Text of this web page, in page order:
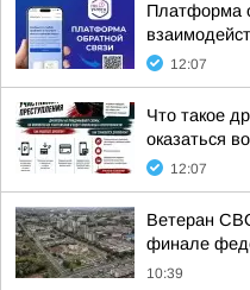
Платформа
12:07
Что такое
оказаться
12:07
Ветеран
финале
10:39